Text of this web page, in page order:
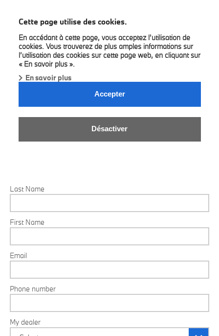
Cette page utilise des cookies.
En accédant à cette page, vous acceptez l’utilisation de
cookies. Vous trouverez de plus amples informations sur
l’utilisation des cookies sur cette page web, en cliquant sur
« En savoir plus ».
En savoir plus
Accepter
Désactiver
THE BMW IX1 M EDITION PRIVATE
LEASE.
The BMW iX1 eDrive20 for 335 € taxes included per month.
Last Name
First Name
Email
Phone number
My dealer